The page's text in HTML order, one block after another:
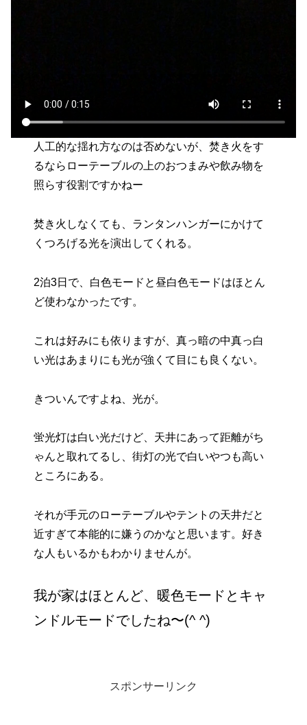
人工的な揺れ方なのは否めないが、焚き火をす
るならローテーブルの上のおつまみや飲み物を
照らす役割ですかねー
焚き火しなくても、ランタンハンガーにかけて
くつろげる光を演出してくれる。
2泊3日で、白色モードと昼白色モードはほとん
ど使わなかったです。
これは好みにも依りますが、真っ暗の中真っ白
い光はあまりにも光が強くて目にも良くない。
きついんですよね、光が。
蛍光灯は白い光だけど、天井にあって距離がち
ゃんと取れてるし、街灯の光で白いやつも高い
ところにある。
それが手元のローテーブルやテントの天井だと
近すぎて本能的に嫌うのかなと思います。好き
な人もいるかもわかりませんが。
我が家はほとんど、暖色モードとキャ
ンドルモードでしたね〜(^ ^)
スポンサーリンク